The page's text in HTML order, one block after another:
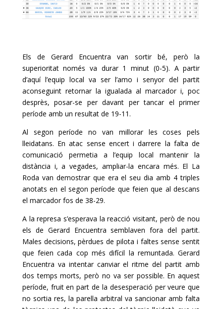
Els de Gerard Encuentra van sortir bé, però la
superioritat només va durar 1 minut (0-5). A partir
d’aquí l’equip local va ser l’amo i senyor del partit
aconseguint retornar la igualada al marcador i, poc
desprès, posar-se per davant per tancar el primer
període amb un resultat de 19-11.
Al segon període no van millorar les coses pels
lleidatans. En atac sense encert i darrere la falta de
comunicació permetia a l’equip local mantenir la
distància i, a vegades, ampliar-la encara més. El La
Roda van demostrar que era el seu dia amb 4 triples
anotats en el segon període que feien que al descans
el marcador fos de 38-29.
A la represa s’esperava la reacció visitant, però de nou
els de Gerard Encuentra semblaven fora del partit.
Males decisions, pèrdues de pilota i faltes sense sentit
que feien cada cop més difícil la remuntada. Gerard
Encuentra va intentar canviar el ritme del partit amb
dos temps morts, però no va ser possible. En aquest
període, fruit en part de la desesperació per veure que
no sortia res, la parella arbitral va sancionar amb falta